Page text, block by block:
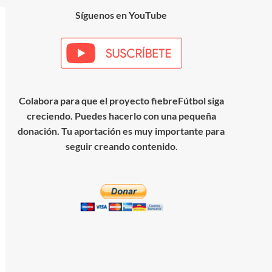
Síguenos en YouTube
Colabora para que el proyecto fiebreFútbol siga
creciendo. Puedes hacerlo con una pequeña
donación. Tu aportación es muy importante para
seguir creando contenido.